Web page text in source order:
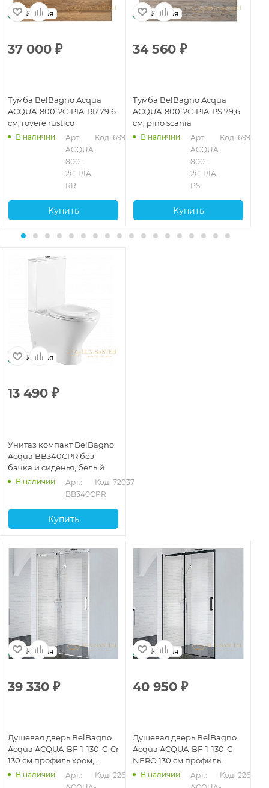
Италия
37 000 ₽
Тумба BelBagno Acqua
ACQUA-800-2C-PIA-RR 79,6
см, rovere rustico
В наличии
Арт.:
ACQUA-
800-
2C-PIA-
RR
Код: 69988
Купить
Италия
34 560 ₽
Тумба BelBagno Acqua
ACQUA-800-2C-PIA-PS 79,6
см, pino scania
В наличии
Арт.:
ACQUA-
800-
2C-PIA-
PS
Код: 69987
Купить
Италия
13 490 ₽
Унитаз компакт BelBagno
Acqua BB340CPR без
бачка и сиденья, белый
В наличии
Арт.:
BB340CPR
Код: 72037
Купить
Италия
39 330 ₽
Душевая дверь BelBagno
Acqua ACQUA-BF-1-130-C-Cr
130 см профиль хром,
стекло прозрачное
В наличии
Арт.:
Код: 22619
Италия
40 950 ₽
Душевая дверь BelBagno
Acqua ACQUA-BF-1-130-C-
NERO 130 см профиль
черный, стекло
В наличии
Арт.:
Код: 22620